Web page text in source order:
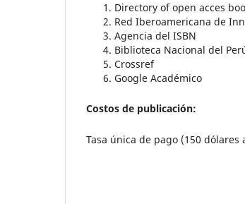
Directory of open acces
Red Iberoamericana de
Agencia del ISBN
Biblioteca Nacional del
Crossref
Google Académico
Costos de publicación:
Tasa única de pago (150 dólares